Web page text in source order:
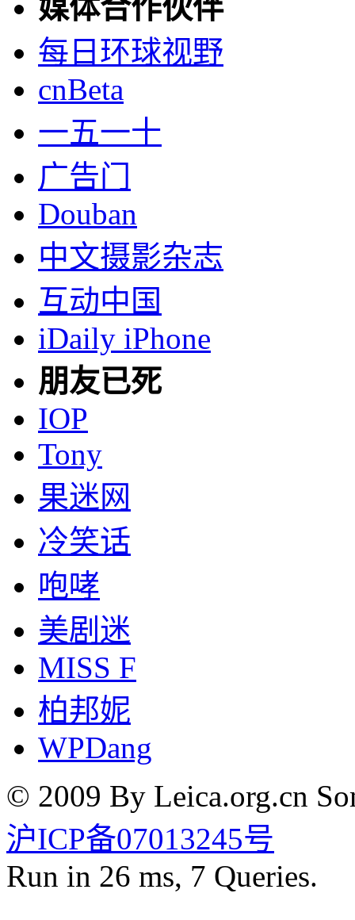
媒体合作伙伴
每日环球视野
cnBeta
一五一十
广告门
Douban
中文摄影杂志
互动中国
iDaily iPhone
朋友已死
IOP
Tony
果迷网
冷笑话
咆哮
美剧迷
MISS F
柏邦妮
WPDang
© 2009 By Leica.org.cn
沪ICP备07013245号
Run in 26 ms, 7 Queries.